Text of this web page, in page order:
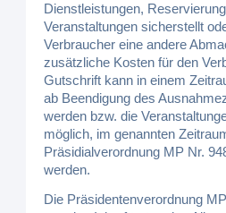
Dienstleistungen,
Veranstaltungen sicherstellt
Verbraucher eine andere
zusätzliche Kosten für den
Gutschrift kann in einem
ab Beendigung des
werden bzw. die
möglich, im genannten
Präsidialverordnung MP Nr.
werden.
Die Präsidentenverordnung